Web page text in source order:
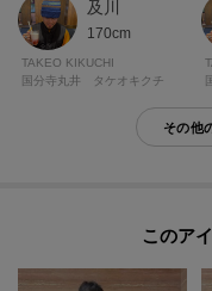
及川
170cm
TAKEO KIKUCHI
国分寺丸井 タケオキクチ
その他
このア